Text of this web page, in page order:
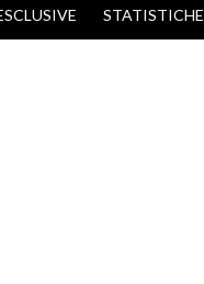
STATISTICHE